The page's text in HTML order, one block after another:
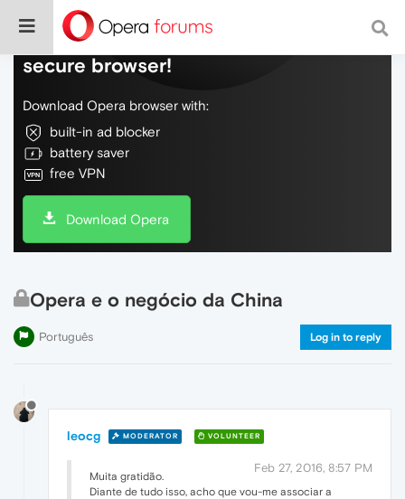
Do more on the web, with a fast and
secure browser!
Download Opera browser with:
built-in ad blocker
battery saver
free VPN
Download Opera
Opera e o negócio da China
Português Log in to reply
leocg MODERATOR VOLUNTEER
Feb 27, 2016, 8:57 PM
Muita gratidão.
Diante de tudo isso, acho que vou-me associar a